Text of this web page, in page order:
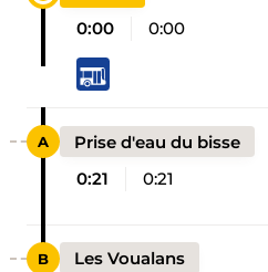
0:00
0:00
Prise d'eau du bisse
0:21
0:21
Les Voualans